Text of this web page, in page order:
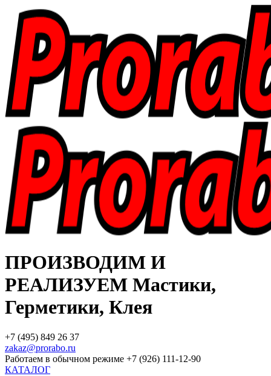
ПРОИЗВОДИМ И
РЕАЛИЗУЕМ Мастики,
Герметики, Клея
+7 (495) 849 26 37
zakaz@prorabo.ru
Работаем в обычном режиме +7 (926) 111-12-90
КАТАЛОГ